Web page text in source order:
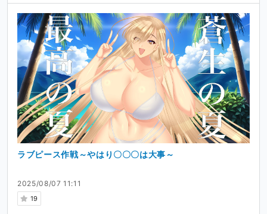
2025/08/07 11:11
19
ラブピース作戦～やはり〇〇〇は大事～